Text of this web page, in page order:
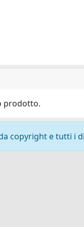
prodotto.
copyright e tutti i